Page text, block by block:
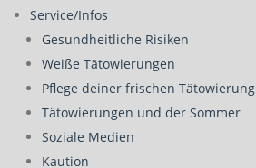
Service/Infos
Gesundheitliche Risiken
Weiße Tätowierungen
Pflege deiner frischen Tätowierung
Tätowierungen und der Sommer
Soziale Medien
Kaution